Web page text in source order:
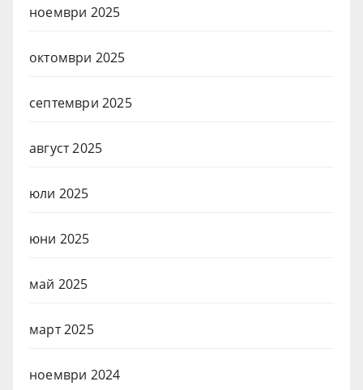
ноември 2025
октомври 2025
септември 2025
август 2025
юли 2025
юни 2025
май 2025
март 2025
ноември 2024